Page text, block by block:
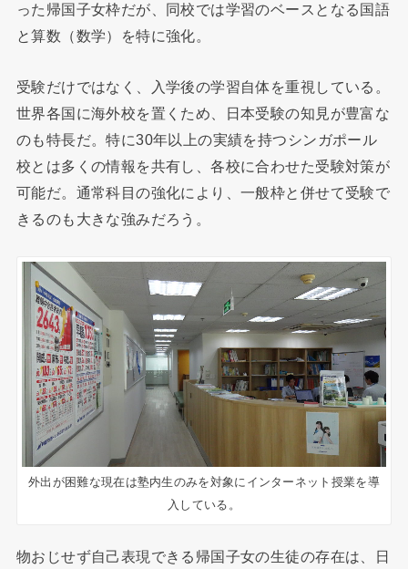
った帰国子女枠だが、同校では学習のベースとなる国語
と算数（数学）を特に強化。
受験だけではなく、入学後の学習自体を重視している。
世界各国に海外校を置くため、日本受験の知見が豊富な
のも特長だ。特に30年以上の実績を持つシンガポール
校とは多くの情報を共有し、各校に合わせた受験対策が
可能だ。通常科目の強化により、一般枠と併せて受験で
きるのも大きな強みだろう。
外出が困難な現在は塾内生のみを対象にインターネット授業を導
入している。
物おじせず自己表現できる帰国子女の生徒の存在は、日